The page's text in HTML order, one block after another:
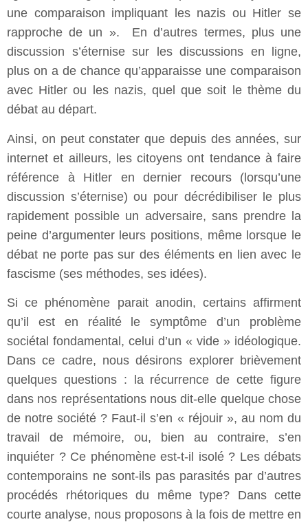
une comparaison impliquant les nazis ou Hitler se
rapproche de un ». En d’autres termes, plus une
discussion s’éternise sur les discussions en ligne,
plus on a de chance qu’apparaisse une comparaison
avec Hitler ou les nazis, quel que soit le thème du
débat au départ.
Ainsi, on peut constater que depuis des années, sur
internet et ailleurs, les citoyens ont tendance à faire
référence à Hitler en dernier recours (lorsqu’une
discussion s’éternise) ou pour décrédibiliser le plus
rapidement possible un adversaire, sans prendre la
peine d’argumenter leurs positions, même lorsque le
débat ne porte pas sur des éléments en lien avec le
fascisme (ses méthodes, ses idées).
Si ce phénomène parait anodin, certains affirment
qu’il est en réalité le symptôme d’un problème
sociétal fondamental, celui d’un « vide » idéologique.
Dans ce cadre, nous désirons explorer brièvement
quelques questions : la récurrence de cette figure
dans nos représentations nous dit-elle quelque chose
de notre société ? Faut-il s’en « réjouir », au nom du
travail de mémoire, ou, bien au contraire, s’en
inquiéter ? Ce phénomène est-t-il isolé ? Les débats
contemporains ne sont-ils pas parasités par d’autres
procédés rhétoriques du même type? Dans cette
courte analyse, nous proposons à la fois de mettre en